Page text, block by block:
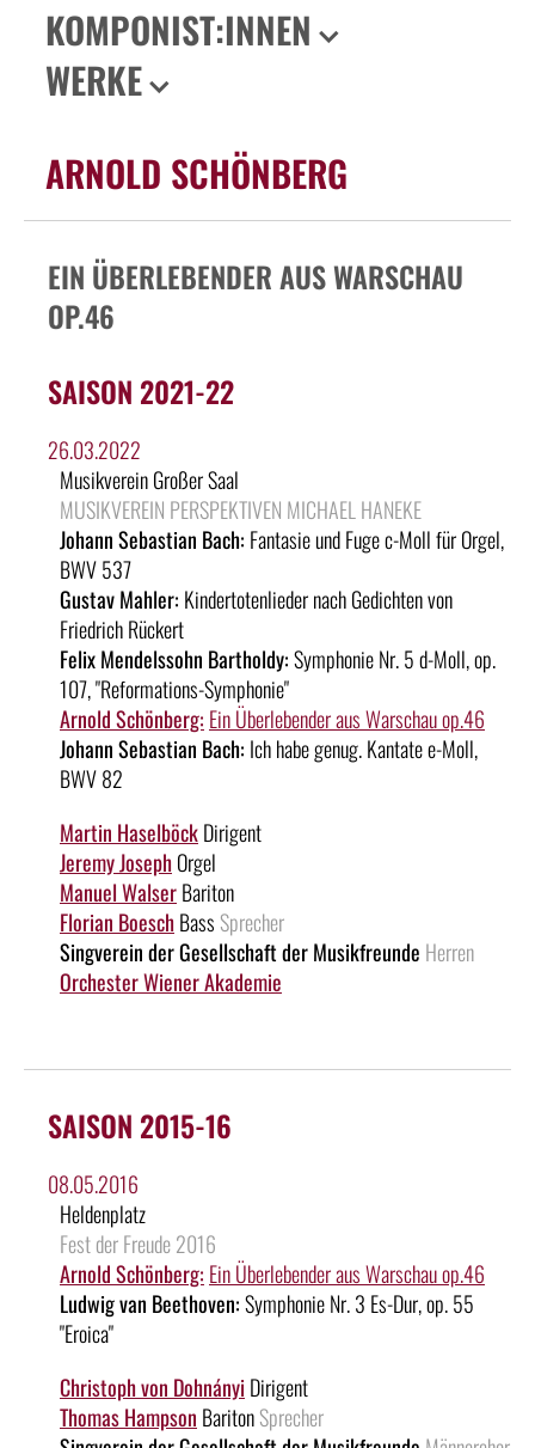
KOMPONIST:INNEN
WERKE
ARNOLD SCHÖNBERG
EIN ÜBERLEBENDER AUS WARSCHAU
OP.46
SAISON 2021-22
26.03.2022
Musikverein Großer Saal
MUSIKVEREIN PERSPEKTIVEN MICHAEL HANEKE
Johann Sebastian Bach: Fantasie und Fuge c-Moll für Orgel,
BWV 537
Gustav Mahler: Kindertotenlieder nach Gedichten von
Friedrich Rückert
Felix Mendelssohn Bartholdy:Symphonie Nr. 5 d-Moll, op.
107, "Reformations-Symphonie"
Arnold Schönberg: Ein Überlebender aus Warschau op.46
Johann Sebastian Bach: Ich habe genug. Kantate e-Moll,
BWV 82
Martin HaselböckDirigent
Jeremy JosephOrgel
Manuel WalserBariton
Florian BoeschBass Sprecher
Singverein der Gesellschaft der Musikfreunde Herren
Orchester Wiener Akademie
SAISON 2015-16
08.05.2016
Heldenplatz
Fest der Freude 2016
Arnold Schönberg: Ein Überlebender aus Warschau op.46
Ludwig van Beethoven:Symphonie Nr. 3 Es-Dur, op. 55
"Eroica"
Christoph von Dohnányi Dirigent
Thomas Hampson BaritonSprecher